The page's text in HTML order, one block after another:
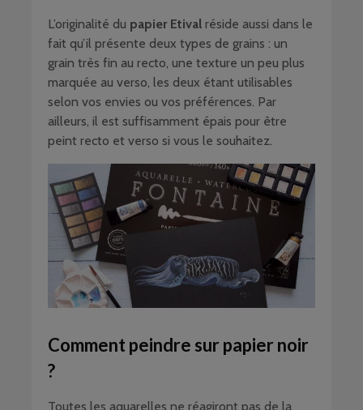
L’originalité du papier Etival réside aussi dans le
fait qu’il présente deux types de grains : un
grain très fin au recto, une texture un peu plus
marquée au verso, les deux étant utilisables
selon vos envies ou vos préférences. Par
ailleurs, il est suffisamment épais pour être
peint recto et verso si vous le souhaitez.
Comment peindre sur papier noir
?
Toutes les aquarelles ne réagiront pas de la